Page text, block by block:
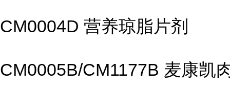
CM0004D 营养琼脂片剂
CM0005B/CM1177B 麦康凯